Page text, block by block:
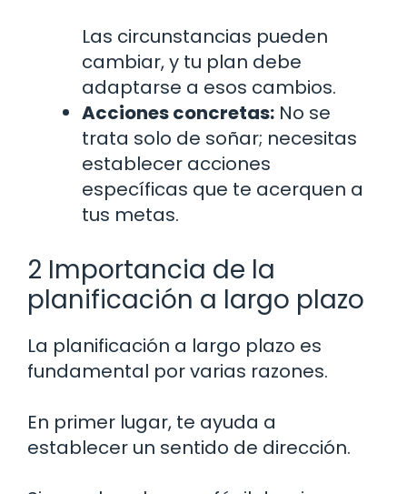
Las circunstancias pueden
cambiar, y tu plan debe
adaptarse a esos cambios.
Acciones concretas: No se
trata solo de soñar; necesitas
establecer acciones
específicas que te acerquen a
tus metas.
2 Importancia de la
planificación a largo plazo
La planificación a largo plazo es
fundamental por varias razones.
En primer lugar, te ayuda a
establecer un sentido de dirección.